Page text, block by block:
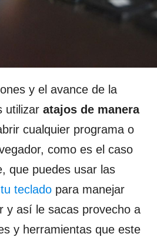
y el avance de la
utilizar atajos de manera
cualquier programa o
como es el caso
que puedes usar las
teclado para manejar
y así le sacas provecho a
y herramientas que este